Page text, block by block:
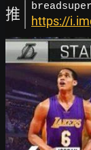
推 https://